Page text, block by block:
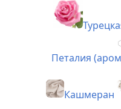
Петалия
Кашмеран